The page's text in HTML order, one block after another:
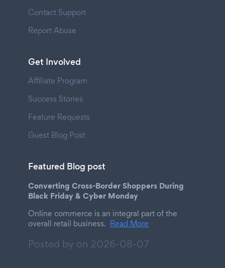
Contact Support
Report Abuse
Get Involved
Affiliate Program
Success Stories
Feature Requests
Guest Blog Post
Featured Blog post
Converting Cross-Border Shoppers During
Black Friday & Cyber Monday
Online commerce is an integral part of the
overall retail business. Read More
Posted by on 2026-08-07